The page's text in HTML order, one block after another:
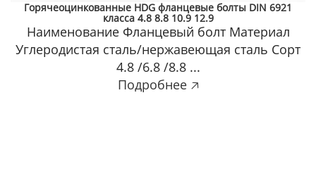
Горячеоцинкованные HDG фланцевые болты DIN 6921
класса 4.8 8.8 10.9 12.9
Наименование Фланцевый болт Материал
Углеродистая сталь/нержавеющая сталь Сорт
4.8 /6.8 /8.8 ...
Подробнее 🡥